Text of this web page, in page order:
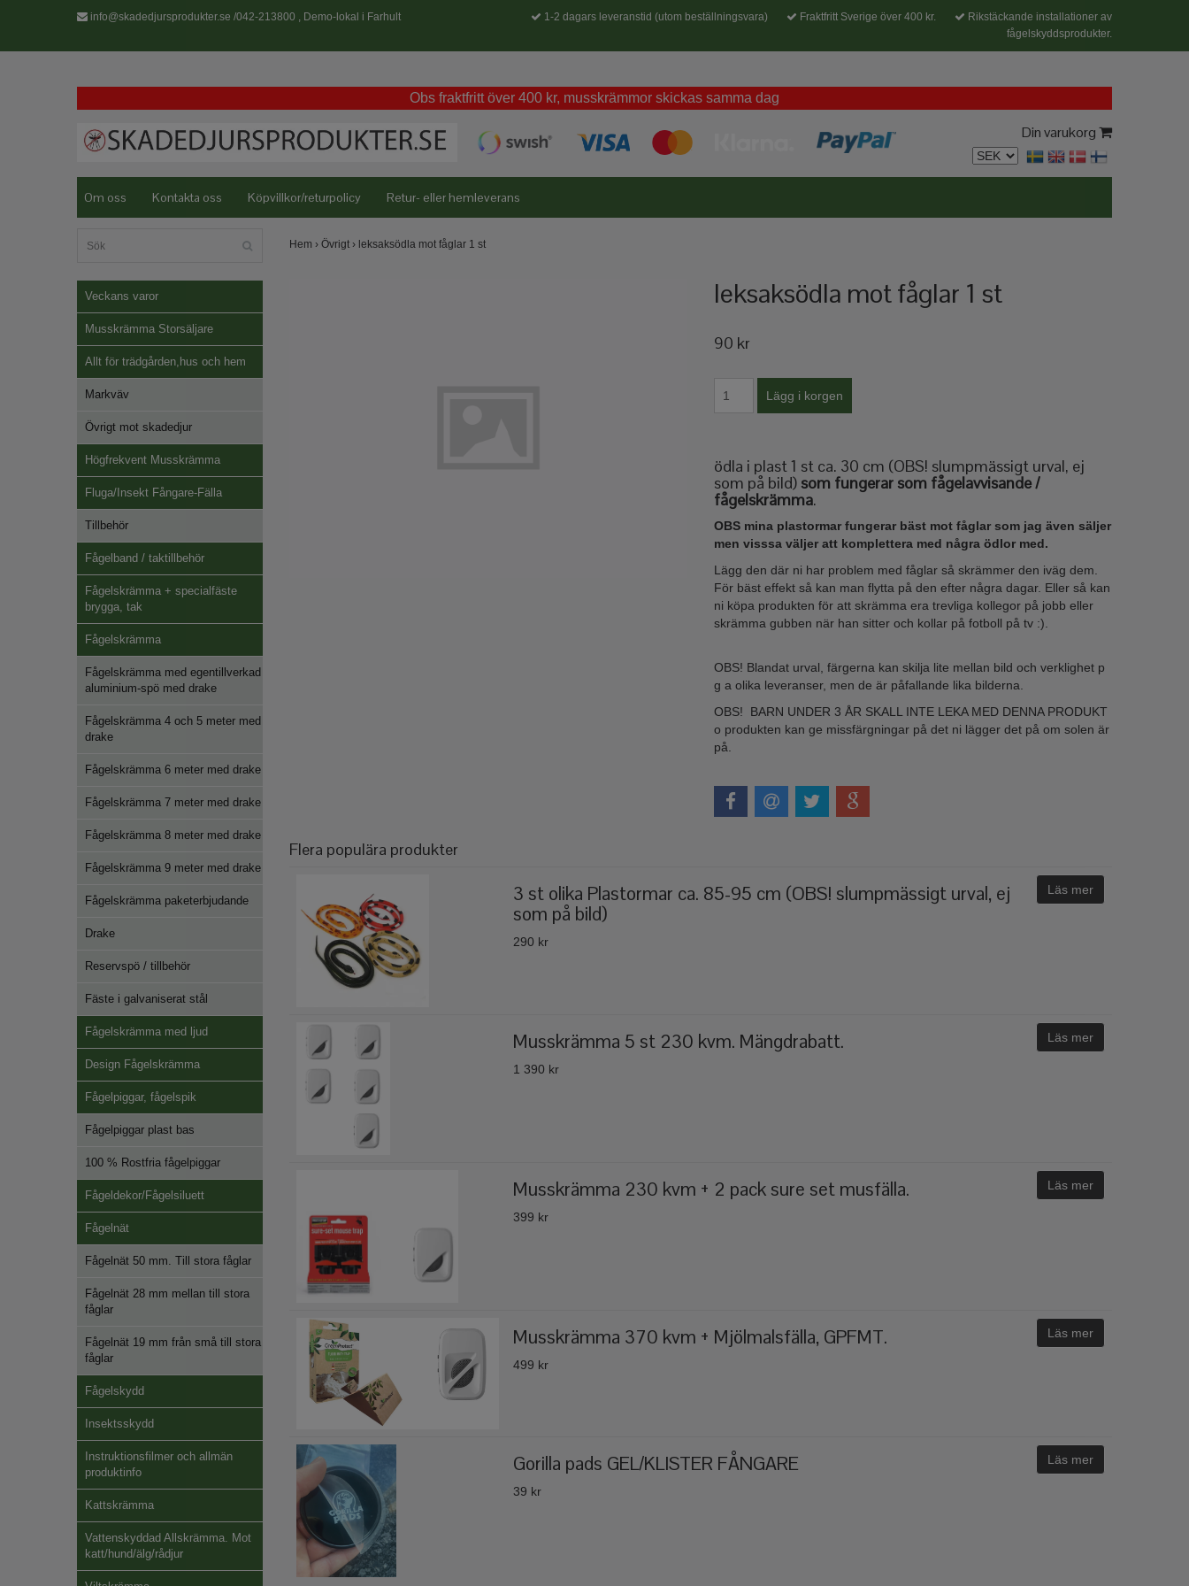
info@skadedjursprodukter.se /042-213800 , Demo-lokal i Farhult 1-2 dagars leveranstid (utom beställningsvara) Fraktfritt Sverige över 400 kr.
Rikstäckande installationer av
fågelskyddsprodukter.
Obs fraktfritt över 400 kr, musskrämmor skickas samma dag
Din varukorg
Om oss Kontakta oss Köpvillkor/returpolicy Retur- eller hemleverans
Veckans varor
Musskrämma Storsäljare
Allt för trädgården,hus och hem
Markväv
Övrigt mot skadedjur
Högfrekvent Musskrämma
Fluga/Insekt Fångare-Fälla
Tillbehör
Fågelband / taktillbehör
Fågelskrämma + specialfäste
brygga, tak
Fågelskrämma
Fågelskrämma med egentillverkad
aluminium-spö med drake
Fågelskrämma 4 och 5 meter med
drake
Fågelskrämma 6 meter med drake
Fågelskrämma 7 meter med drake
Fågelskrämma 8 meter med drake
Fågelskrämma 9 meter med drake
Fågelskrämma paketerbjudande
Drake
Reservspö / tillbehör
Fäste i galvaniserat stål
Fågelskrämma med ljud
Design Fågelskrämma
Fågelpiggar, fågelspik
Fågelpiggar plast bas
100 % Rostfria fågelpiggar
Fågeldekor/Fågelsiluett
Fågelnät
Fågelnät 50 mm. Till stora fåglar
Fågelnät 28 mm mellan till stora
fåglar
Fågelnät 19 mm från små till stora
fåglar
Fågelskydd
Insektsskydd
Instruktionsfilmer och allmän
produktinfo
Kattskrämma
Vattenskyddad Allskrämma. Mot
katt/hund/älg/rådjur
Hem › Övrigt › leksaksödla mot fåglar 1 st
leksaksödla mot fåglar 1 st
90 kr
ödla i plast 1 st ca. 30 cm (OBS! slumpmässigt urval, ej
som på bild) som fungerar som fågelavvisande /
fågelskrämma.
OBS mina plastormar fungerar bäst mot fåglar som jag även säljer
men visssa väljer att komplettera med några ödlor med.
Lägg den där ni har problem med fåglar så skrämmer den iväg dem.
För bäst effekt så kan man flytta på den efter några dagar. Eller så kan
ni köpa produkten för att skrämma era trevliga kollegor på jobb eller
skrämma gubben när han sitter och kollar på fotboll på tv :).
OBS! Blandat urval, färgerna kan skilja lite mellan bild och verklighet p
g a olika leveranser, men de är påfallande lika bilderna.
OBS! BARN UNDER 3 ÅR SKALL INTE LEKA MED DENNA PRODUKT
o produkten kan ge missfärgningar på det ni lägger det på om solen är
på.
Flera populära produkter
3 st olika Plastormar ca. 85-95 cm (OBS! slumpmässigt urval, ej
som på bild)
290 kr
Läs mer
Musskrämma 5 st 230 kvm. Mängdrabatt.
1 390 kr
Läs mer
Musskrämma 230 kvm + 2 pack sure set musfälla.
399 kr
Läs mer
Musskrämma 370 kvm + Mjölmalsfälla, GPFMT.
499 kr
Läs mer
Gorilla pads GEL/KLISTER FÅNGARE
39 kr
Läs mer